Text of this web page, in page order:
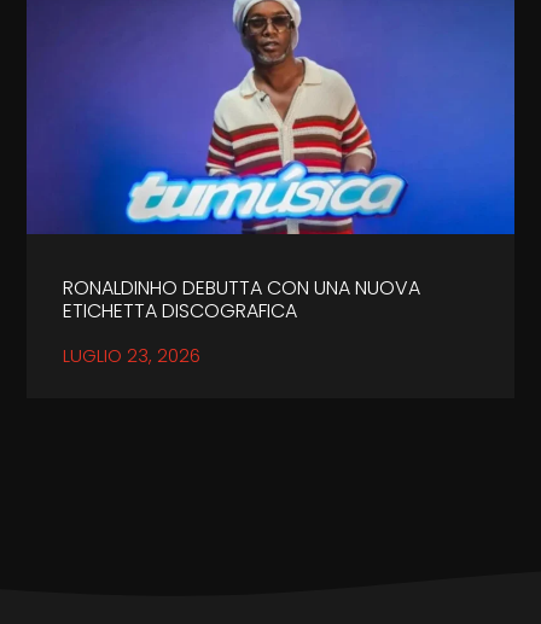
RONALDINHO DEBUTTA CON UNA NUOVA
ETICHETTA DISCOGRAFICA
LUGLIO 23, 2026